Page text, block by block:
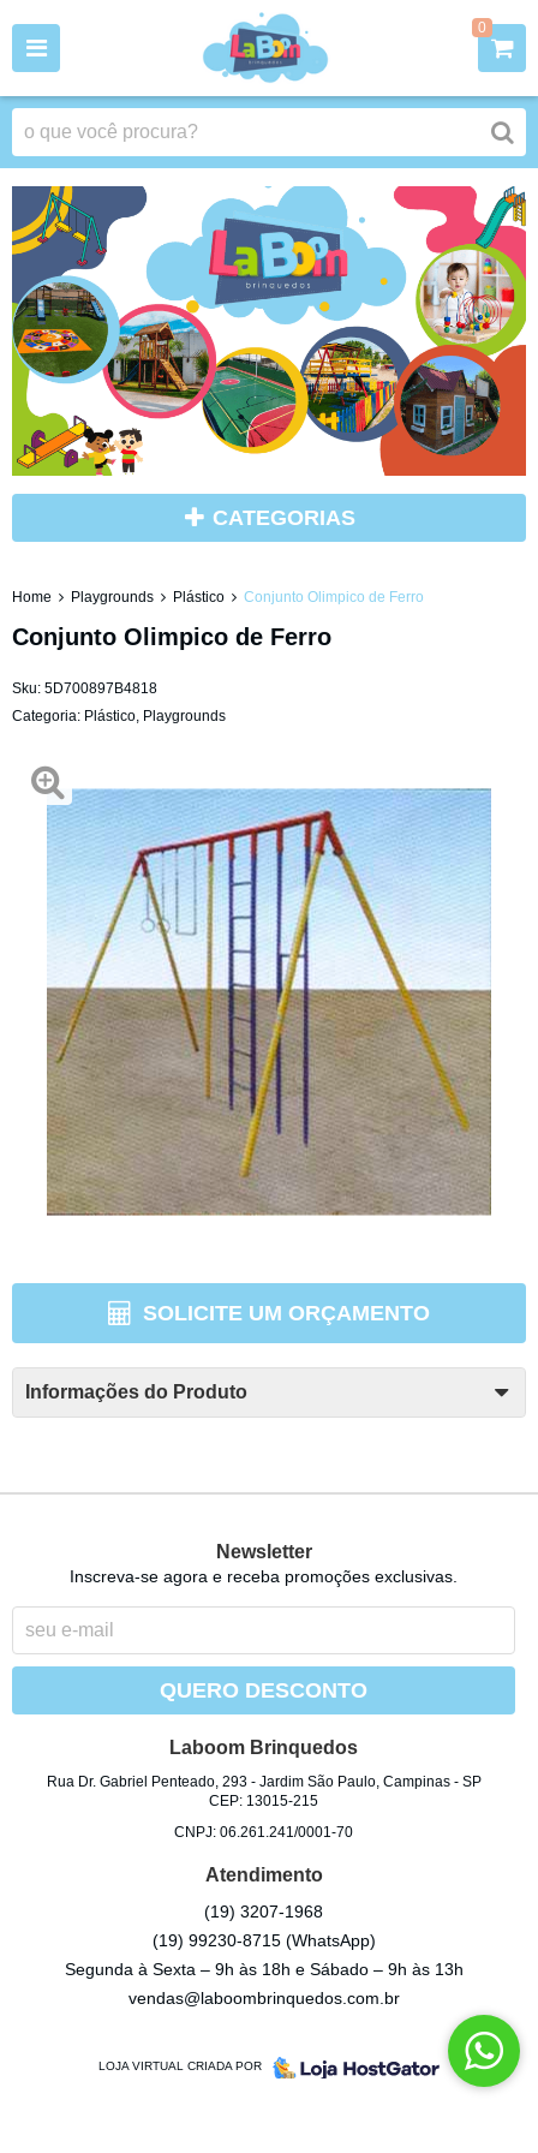
0
CATEGORIAS
Home Playgrounds Plástico Conjunto Olimpico de Ferro
Conjunto Olimpico de Ferro
Sku: 5D700897B4818
Categoria: Plástico, Playgrounds
SOLICITE UM ORÇAMENTO
Informações do Produto
Newsletter
Inscreva-se agora e receba promoções exclusivas.
QUERO DESCONTO
Laboom Brinquedos
Rua Dr. Gabriel Penteado, 293- Jardim São Paulo, Campinas- SP
CEP: 13015-215
CNPJ: 06.261.241/0001-70
Atendimento
(19) 3207-1968
(19) 99230-8715 (WhatsApp)
Segunda à Sexta – 9h às 18h e Sábado – 9h às 13h
vendas@laboombrinquedos.com.br
LOJA VIRTUAL CRIADA POR